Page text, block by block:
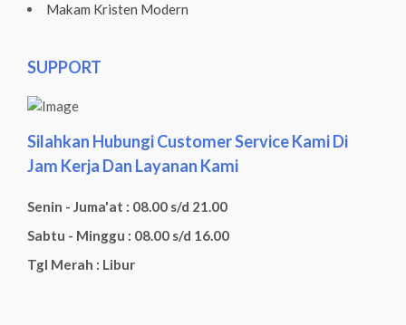
Makam Kristen Modern
SUPPORT
Silahkan Hubungi Customer Service Kami Di
Jam Kerja Dan Layanan Kami
Senin - Juma'at : 08.00 s/d 21.00
Sabtu - Minggu : 08.00 s/d 16.00
Tgl Merah : Libur